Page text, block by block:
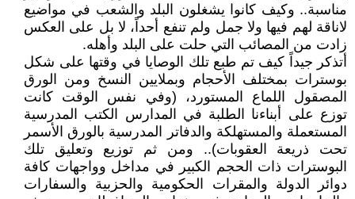
مناسبة.. وكيف كانوا يشغلون البلد والشعب في مواضيع
لاناقة لهم فيها ولا جمل ولم تنفع أحداً، لا بل على العكس
زادت من المصائب التي حلت على البلد وأهله.
أتذكر جيداً كيف تم طبع تلك الوصايا في وقتها على شكل
بوسترات بمختلف الأحجام وبملايين النسخ ومن الورق
المصقول اللماع المستورد، (وفي نفس الوقت كانت
توزع على أبناءنا الطلبة في المدارس الكتب المدرسية
المستعملة والمستهلكة والدفاتر المدرسية بالورق الأسمر
تحت ذريعة العقوبات).. ومن ثم توزيع وتعليق تلك
البوسترات ذات الحجم الكبير في مداخل وواجهات كافة
دوائر الدولة والمقرات الحكومية والحزبية والسفارات